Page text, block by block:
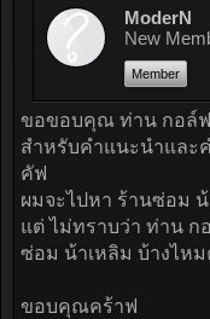
ModerN
New
Member
ขอขอบคุณ ท่าน กอล์ฟ
สำหรับคำแนะนำและ
คัฟ
ผมจะไปหา ร้านซ่อม น้
แต่ ไม่ทราบว่า ท่าน ก
ซ่อม น้าเหลิม บ้างไห
ขอบคุณคร้าฟ